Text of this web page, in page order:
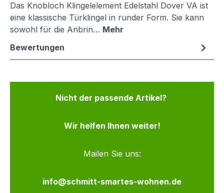
Das Knobloch Klingelelement Edelstahl Dover VA ist
eine klassische Türklingel in runder Form. Sie kann
sowohl für die Anbrin… Mehr
Bewertungen
Nicht der passende Artikel?
Wir helfen Ihnen weiter!
Mailen Sie uns:
info@schmitt-smartes-wohnen.de